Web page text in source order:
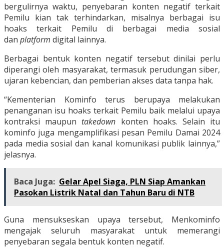
bergulirnya waktu, penyebaran konten negatif terkait
Pemilu kian tak terhindarkan, misalnya berbagai isu
hoaks terkait Pemilu di berbagai media sosial
dan platform digital lainnya.
Berbagai bentuk konten negatif tersebut dinilai perlu
diperangi oleh masyarakat, termasuk perudungan siber,
ujaran kebencian, dan pemberian akses data tanpa hak.
“Kementerian Kominfo terus berupaya melakukan
penanganan isu hoaks terkait Pemilu baik melalui upaya
kontraksi maupun takedown konten hoaks. Selain itu
kominfo juga mengamplifikasi pesan Pemilu Damai 2024
pada media sosial dan kanal komunikasi publik lainnya,”
jelasnya.
Baca Juga: Gelar Apel Siaga, PLN Siap Amankan
Pasokan Listrik Natal dan Tahun Baru di NTB
Guna mensukseskan upaya tersebut, Menkominfo
mengajak seluruh masyarakat untuk memerangi
penyebaran segala bentuk konten negatif.